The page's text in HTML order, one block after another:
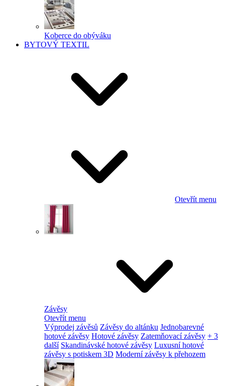
Koberce do obýváku
BYTOVÝ TEXTIL
Otevřít menu
Závěsy
Otevřít menu
Výprodej závěsů Závěsy do altánku Jednobarevné
hotové závěsy Hotové závěsy Zatemňovací závěsy + 3
další Skandinávské hotové závěsy Luxusní hotové
závěsy s potiskem 3D Moderní závěsy k přehozem